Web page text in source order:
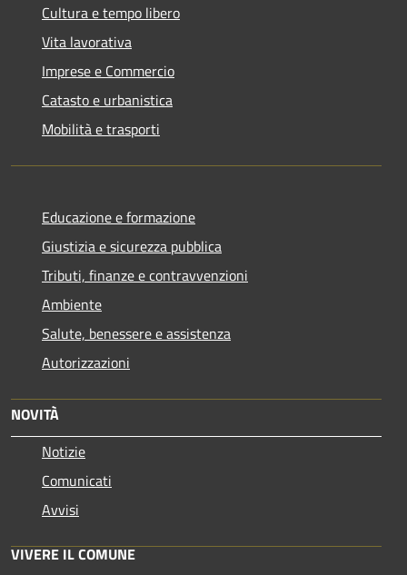
Cultura e tempo libero
Vita lavorativa
Imprese e Commercio
Catasto e urbanistica
Mobilità e trasporti
Educazione e formazione
Giustizia e sicurezza pubblica
Tributi, finanze e contravvenzioni
Ambiente
Salute, benessere e assistenza
Autorizzazioni
NOVITÀ
Notizie
Comunicati
Avvisi
VIVERE IL COMUNE